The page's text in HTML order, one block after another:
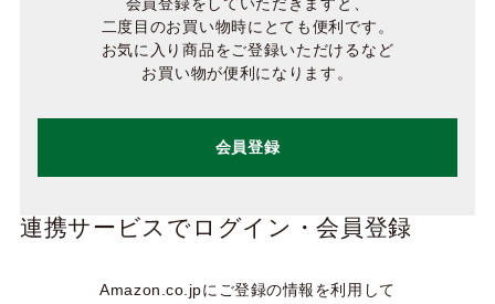
二度目のお買い物時にとても便利です。
お気に入り商品をご登録いただけるなど
お買い物が便利になります。
会員登録
連携サービスでログイン・会員登録
Amazon.co.jpにご登録の情報を利用して